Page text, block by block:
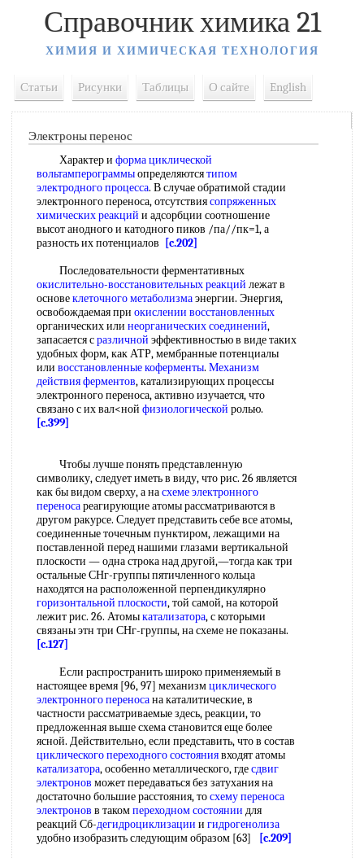
Справочник химика 21
ХИМИЯ И ХИМИЧЕСКАЯ ТЕХНОЛОГИЯ
Статьи Рисунки Таблицы О сайте English
Электроны перенос
Характер и форма циклической
вольтамперограммыопределяютсятипом
электродного процесса. В случае обратимой стадии
электронного переноса, отсутствиясопряженных
химических реакций и адсорбции соотношение
высот анодного и катодного пиков /па//пк=1, а
разность их потенциалов
[c.202]
Последовательности ферментативных
окислительно-восстановительных реакций лежат в
основеклеточного метаболизмаэнергии. Энергия,
освобождаемая при окислении восстановленных
органических или неорганических соединений,
запасается сразличной эффективностью в виде таких
удобных форм, как АТР, мембранные потенциалы
или восстановленные коферменты. Механизм
действия ферментов, катализирующих процессы
электронного переноса, активно изучается, что
связано с их вал<ной физиологической ролью.
[c.399]
Чтобы лучше понять представленную
символику, следует иметь в виду, что рис. 26 является
как бы видом сверху, а насхеме электронного
переносареагирующие атомы рассматриваются в
другом ракурсе. Следует представить себе все атомы,
соединенные точечным пунктиром, лежащими на
поставленной перед нашими глазами вертикальной
плоскости — одна строка над другой,—тогда как три
остальные СНг-группы пятичленного кольца
находятся на расположенной перпендикулярно
горизонтальной плоскости, той самой, на которой
лежит рис. 26. Атомыкатализатора, с которыми
связаны этн три СНг-группы, на схеме не показаны.
[c.127]
Если распространить широко применяемый в
настоящее время [96, 97] механизмциклического
электронного переносана каталитические, в
частности рассматриваемые здесь, реакции, то
предложенная выше схема становится еще более
ясной. Действительно, если представить, что в состав
циклического переходного состояниявходят атомы
катализатора, особенно металлического, гдесдвиг
электронов может передаваться без затухания на
достаточно большие расстояния, тосхему переноса
электронов в такомпереходном состоянии для
реакций Сб-дегидроциклизации и гидрогенолиза
удобно изобразить следующим образом [63]
[c.209]